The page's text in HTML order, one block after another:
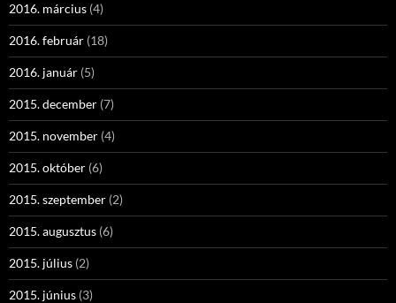
2016. március (4)
2016. február (18)
2016. január (5)
2015. december (7)
2015. november (4)
2015. október (6)
2015. szeptember (2)
2015. augusztus (6)
2015. július (2)
2015. június (3)